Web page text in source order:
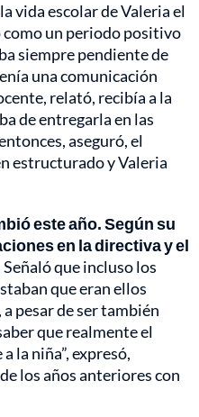
vida escolar de Valeria el
un periodo positivo
siempre pendiente de
una comunicación
relató, recibía a la
de entregarla en las
aseguró, el
estructurado y Valeria
este año. Según su
en la directiva y el
Señaló que incluso los
que eran ellos
pesar de ser también
que realmente el
la niña”, expresó,
los años anteriores con